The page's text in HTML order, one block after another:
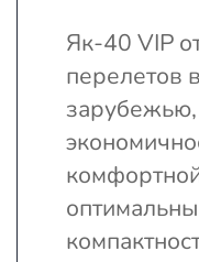
Як-40 VIP
перелетов
зарубежью,